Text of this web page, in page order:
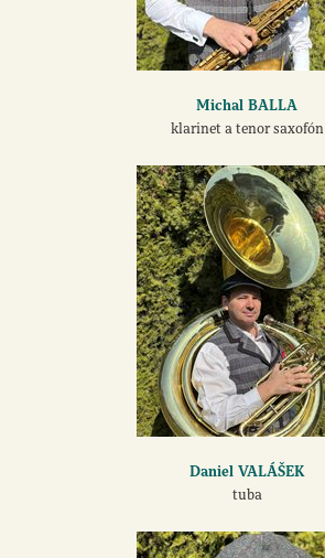
Michal BALLA
klarinet a tenor saxofón
Daniel VALÁŠEK
tuba